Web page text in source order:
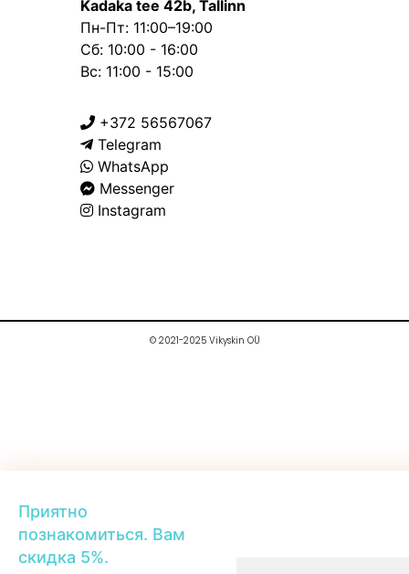
Приятно
познакомиться. Вам
скидка 5%.
Kadaka tee 42b, Tallinn
Пн-Пт: 11:00–19:00
Сб: 10:00 - 16:00
Вс: 11:00 - 15:00
+372 56567067
Telegram
WhatsApp
Messenger
Instagram
© 2021-2025 Vikyskin OÜ